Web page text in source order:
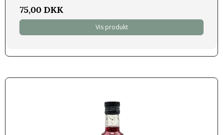
75,00 DKK
Vis produkt